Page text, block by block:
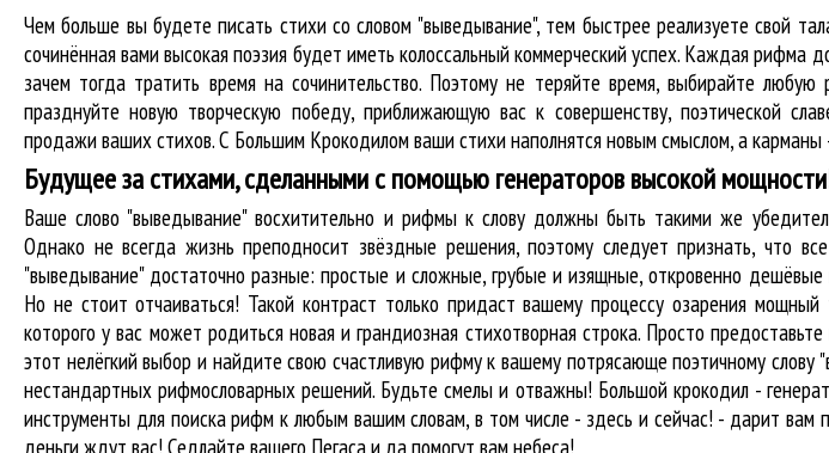
Чем больше вы будете писать стихи со словом "выведывание", тем быстрее реализуете свой
сочинённая вами высокая поэзия будет иметь колоссальный коммерческий успех. Каждая рифма
зачем тогда тратить время на сочинительство. Поэтому не теряйте время, выбирайте
празднуйте новую творческую победу, приближающую вас к совершенству, поэтической
продажи ваших стихов. С Большим Крокодилом ваши стихи наполнятся новым смыслом, а карманы
Будущее за стихами, сделанными с помощью генераторов высокой
Ваше слово "выведывание" восхитительно и рифмы к слову должны быть такими же
Однако не всегда жизнь преподносит звёздные решения, поэтому следует признать, что
"выведывание" достаточно разные: простые и сложные, грубые и изящные, откровенно дешёвые
Но не стоит отчаиваться! Такой контраст только придаст вашему процессу озарения мощный
которого у вас может родиться новая и грандиозная стихотворная строка. Просто
этот нелёгкий выбор и найдите свою счастливую рифму к вашему потрясающе поэтичному
нестандартных рифмословарных решений. Будьте смелы и отважны! Большой крокодил -
инструменты для поиска рифм к любым вашим словам, в том числе - здесь и сейчас! - дарит вам
деньги ждут вас! Седлайте вашего Пегаса и да помогут вам небеса!